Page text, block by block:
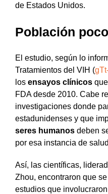
de Estados Unidos.
Población
El estudio, según lo
Tratamientos del VIH (
los ensayos clínicos
FDA desde 2010. Cabe
investigaciones donde
estadunidenses y que
seres humanos deben
por esa instancia de
Así, las científicas,
Zhou, encontraron que
estudios que